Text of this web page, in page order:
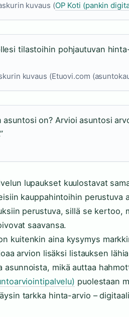
kuvaus (OP Koti (pankin
tilastoihin pohjautuvan
kuvaus (Etuovi.com
asuntosi on? Arvioi asuntosi
lupaukset kuulostavat
kauppahintoihin
perustuva, sillä se kertoo,
saavansa.
kuitenkin aina kysymys
arvion lisäksi listauksen
asunnoista, mikä auttaa
puolestaan
tarkka hinta-arvio –